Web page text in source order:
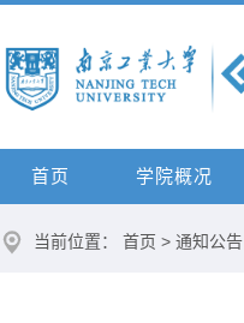
首页 学院概况
当前位置： 首页 > 通知公告